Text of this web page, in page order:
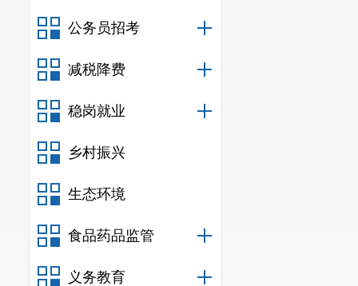
公务员招考
减税降费
稳岗就业
乡村振兴
生态环境
食品药品监管
义务教育